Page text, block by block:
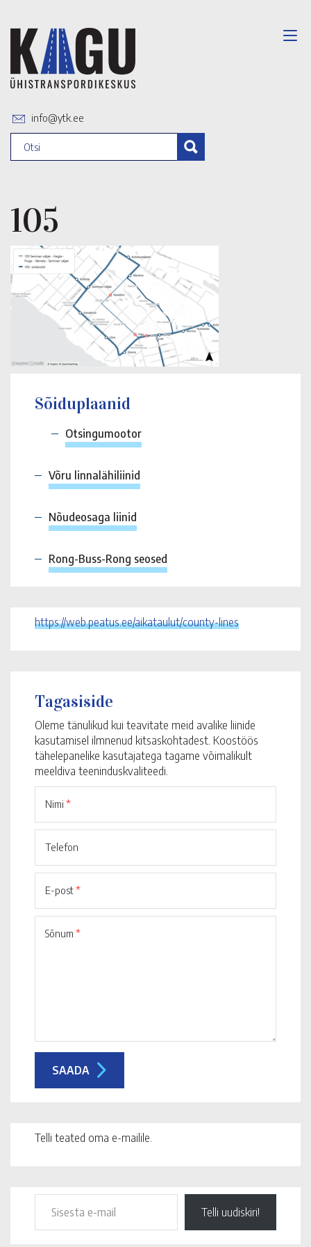
info@ytk.ee
105
Sõiduplaanid
Otsingumootor
Võru linnalähiliinid
Nõudeosaga liinid
Rong-Buss-Rong seosed
https://web.peatus.ee/aikataulut/county-lines
Tagasiside
Oleme tänulikud kui teavitate meid avalike liinide
kasutamisel ilmnenud kitsaskohtadest. Koostöös
tähelepanelike kasutajatega tagame võimalikult
meeldiva teeninduskvaliteedi.
Nimi *
Telefon
E-post*
Sõnum *
Telli teated oma e-mailile.
Telli uudiskiri!